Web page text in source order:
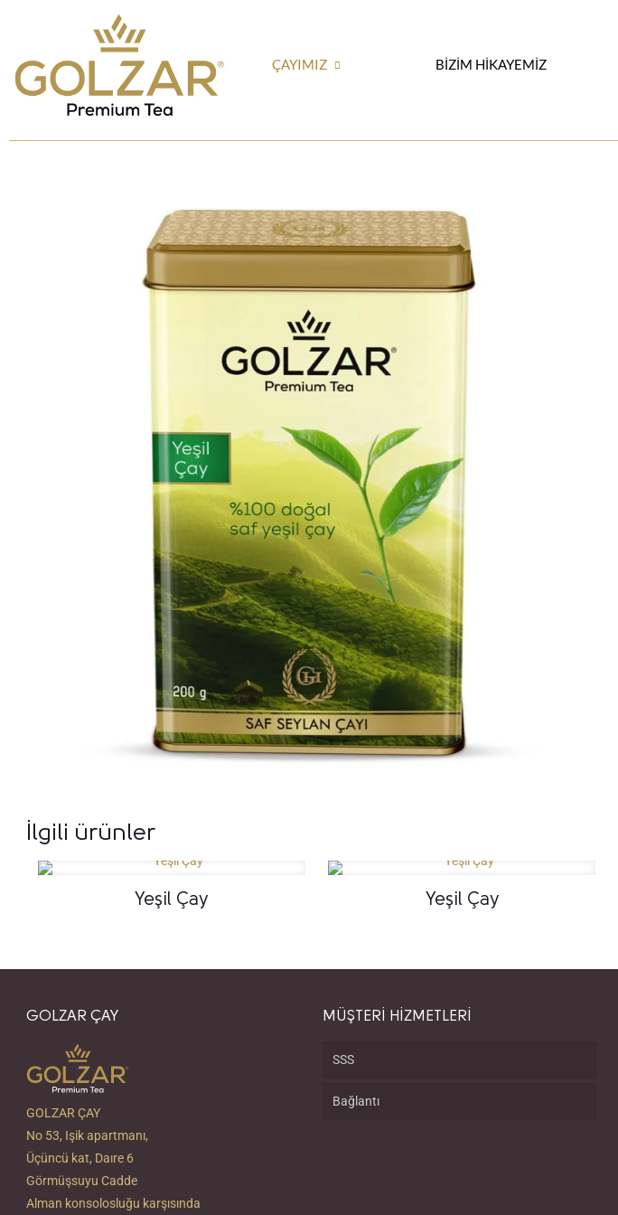
ÇAYIMIZ BİZİM HİKAYEMİZ
İlgili ürünler
Yeşil Çay Yeşil Çay
GOLZAR ÇAY
GOLZAR ÇAY
No 53, Işik apartmanı,
Üçüncü kat, Daıre 6
Görmüşsuyu Cadde
Alman konsolosluğu karşısında
MÜŞTERİ HİZMETLERİ
SSS
Bağlantı